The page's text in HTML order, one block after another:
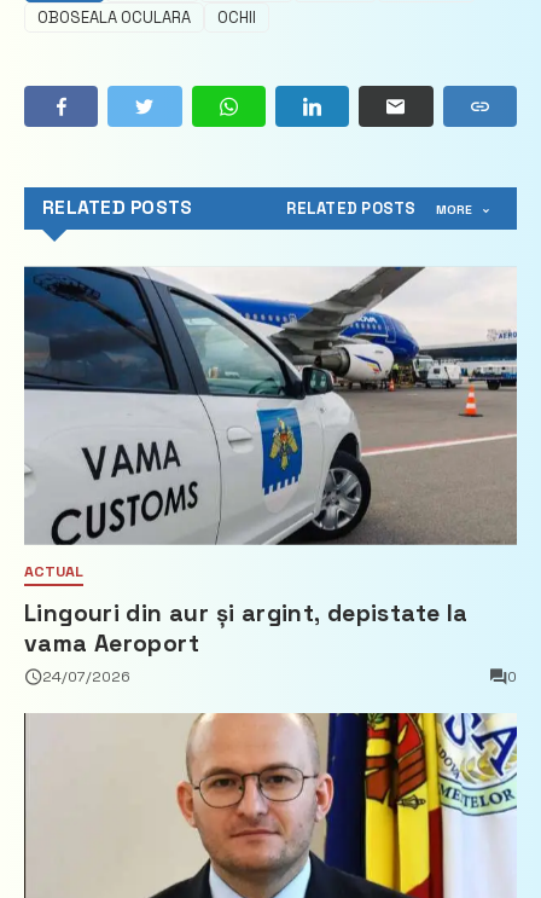
OBOSEALA OCULARA
OCHII
RELATED POSTS RELATED POSTS MORE
ACTUAL
Lingouri din aur și argint, depistate la
vama Aeroport
24/07/2026 0